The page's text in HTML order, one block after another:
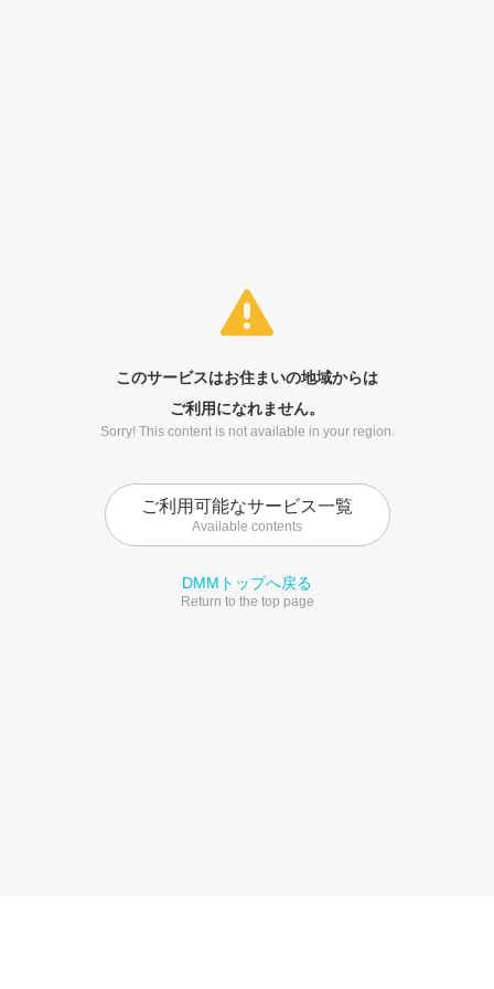
このサービスはお住まいの地域からは
ご利用になれません。
Sorry! This content is not available in your region.
ご利用可能なサービス一覧
Available contents
DMMトップへ戻る
Return to the top page